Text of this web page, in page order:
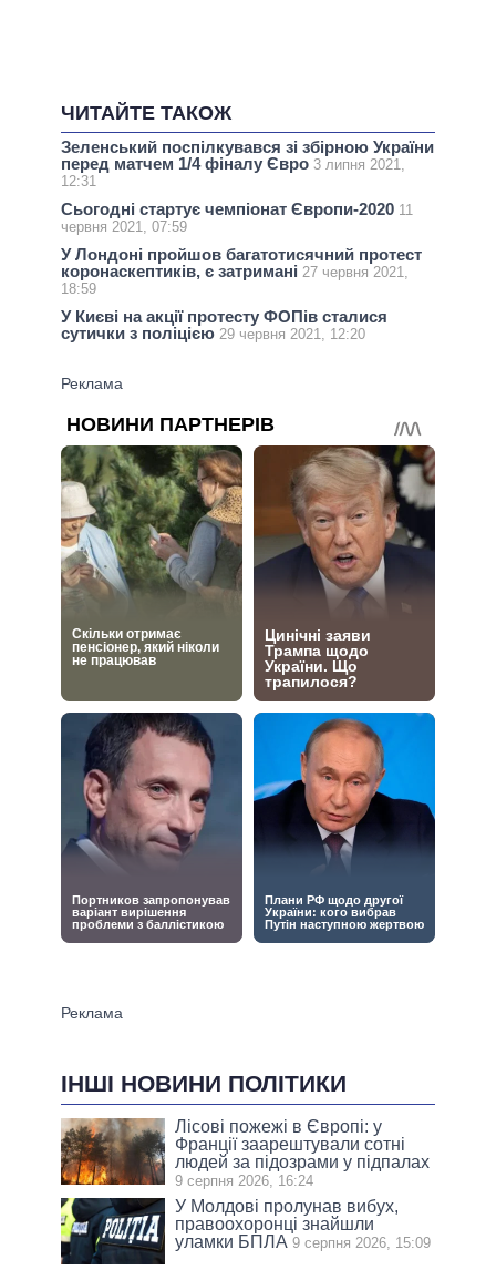
ЧИТАЙТЕ ТАКОЖ
Зеленський поспілкувався зі збірною України
перед матчем 1/4 фіналу Євро 3 липня 2021,
12:31
Сьогодні стартує чемпіонат Європи-2020 11
червня 2021, 07:59
У Лондоні пройшов багатотисячний протест
коронаскептиків, є затримані 27 червня 2021,
18:59
У Києві на акції протесту ФОПів сталися
сутички з поліцією 29 червня 2021, 12:20
ІНШІ НОВИНИ ПОЛІТИКИ
Лісові пожежі в Європі: у
Франції заарештували сотні
людей за підозрами у підпалах
9 серпня 2026, 16:24
У Молдові пролунав вибух,
правоохоронці знайшли
уламки БПЛА 9 серпня 2026, 15:09